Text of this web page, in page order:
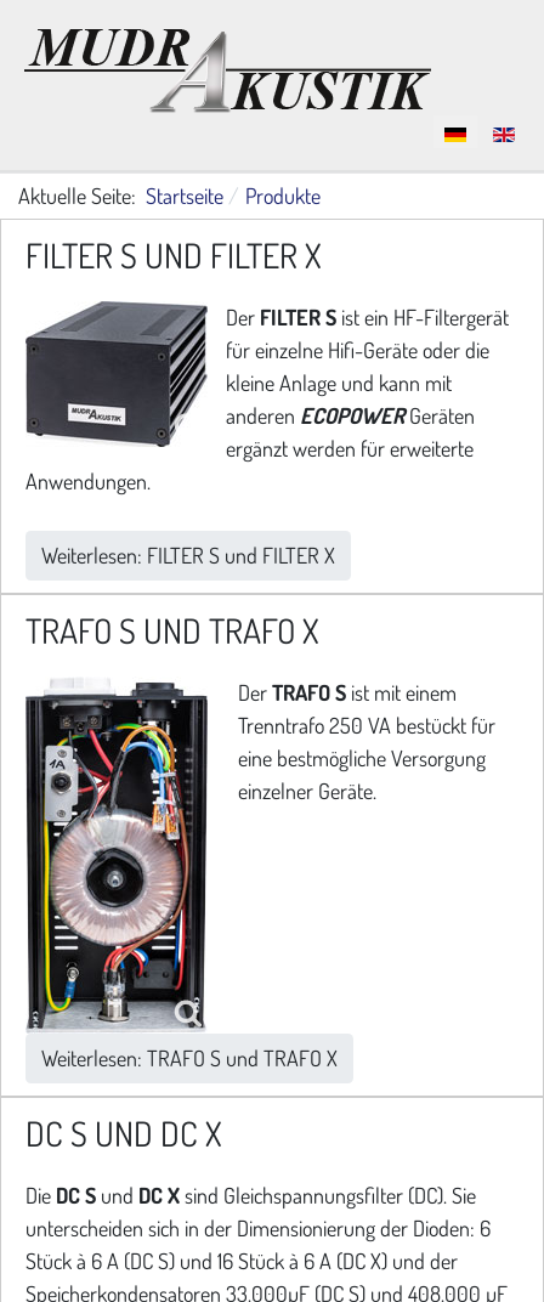
Aktuelle Seite: Startseite Produkte
FILTER S UND FILTER X
Der FILTER S ist ein HF-Filtergerät
für einzelne Hifi-Geräte oder die
kleine Anlage und kann mit
anderen ECOPOWERGeräten
ergänzt werden für erweiterte
Anwendungen.
Weiterlesen: FILTER S und FILTER X
TRAFO S UND TRAFO X
DerTRAFO S ist mit einem
Trenntrafo 250 VA bestückt für
eine bestmögliche Versorgung
einzelner Geräte.
Weiterlesen: TRAFO S und TRAFO X
DC S UND DC X
Die DC S und DC Xsind Gleichspannungsfilter (DC). Sie
unterscheiden sich in der Dimensionierung der Dioden: 6
Stück à 6 A (DC S) und 16 Stück à 6 A (DC X) und der
Speicherkondensatoren 33.000µF (DC S) und 408.000 µF